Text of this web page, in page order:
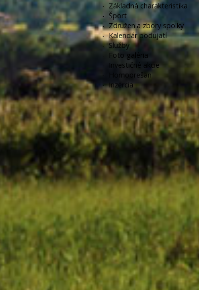
- Základná charakteristika
- Šport
- Združenia zbory spolky
-Kalendár podujatí
-Služby
- Foto galéria
- Investičné akcie
-
Hornoorešan
-Inzercia